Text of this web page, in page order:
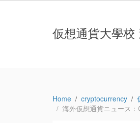
仮想通貨大學校
Home cryptocurrency
海外仮想通貨ニュース